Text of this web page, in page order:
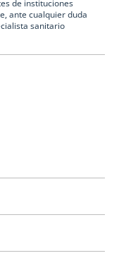
de instituciones
ante cualquier duda
sanitario